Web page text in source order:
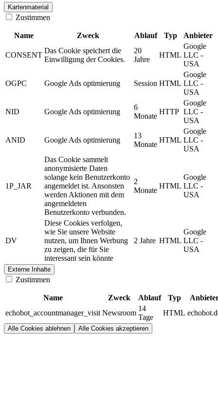
Kartenmaterial
Zustimmen
Name Zweck Ablauf Typ Anbieter
CONSENT
Das Cookie speichert die
Einwilligung der Cookies.
20
Jahre
HTML
Google
LLC -
USA
OGPC Google Ads optimierung Session HTML
Google
LLC -
USA
NID Google Ads optimierung
6
Monate
HTTP
Google
LLC -
USA
ANID Google Ads optimierung
13
Monate
HTML
Google
LLC -
USA
1P_JAR
Das Cookie sammelt
anonymisierte Daten
solange kein Benutzerkonto
angemeldet ist. Ansonsten
werden Aktionen mit dem
angemeldeten
Benutzerkonto verbunden.
2
Monate
HTML
Google
LLC -
USA
DV
Diese Cookies verfolgen,
wie Sie unsere Website
nutzen, um Ihnen Werbung
zu zeigen, die für Sie
interessant sein könnte
2 Jahre HTML
Google
LLC -
USA
Externe Inhalte
Zustimmen
Name Zweck Ablauf Typ
echobot_accountmanager_visit Newsroom
14
Tage
HTML
Alle Cookies ablehnen Alle Cookies akzeptieren